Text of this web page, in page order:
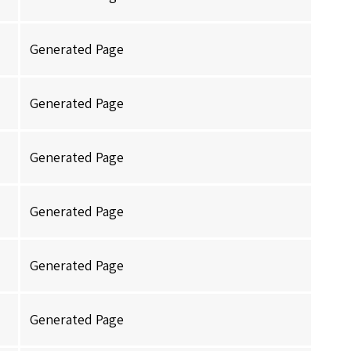
Generated Page
Generated Page
Generated Page
Generated Page
Generated Page
Generated Page